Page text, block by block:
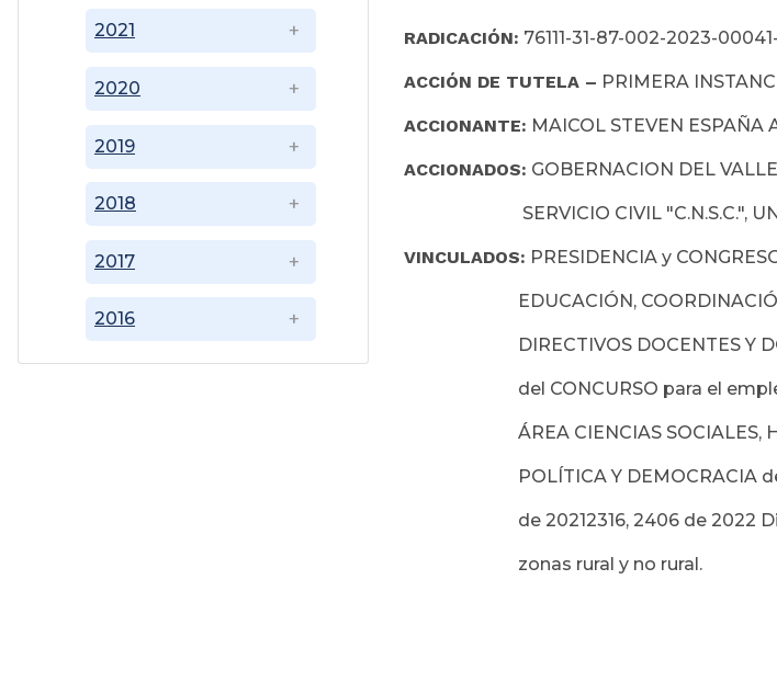
2016
2017
2018
2019
2020
2021 RADICACIÓN: 76111-31-87-002-2023-
ACCIÓN DE TUTELA – PRIMERA
ACCIONANTE: MAICOL STEVEN ESPAÑA
ACCIONADOS: GOBERNACION DEL
SERVICIO CIVIL "C.N.S.C.",
VINCULADOS: PRESIDENCIA y
EDUCACIÓN, COORDINACIÓN
DIRECTIVOS DOCENTES Y
del CONCURSO para el empleo
ÁREA CIENCIAS SOCIALES,
POLÍTICA Y DEMOCRACIA del
de 20212316, 2406 de 2022
zonas rural y no rural.